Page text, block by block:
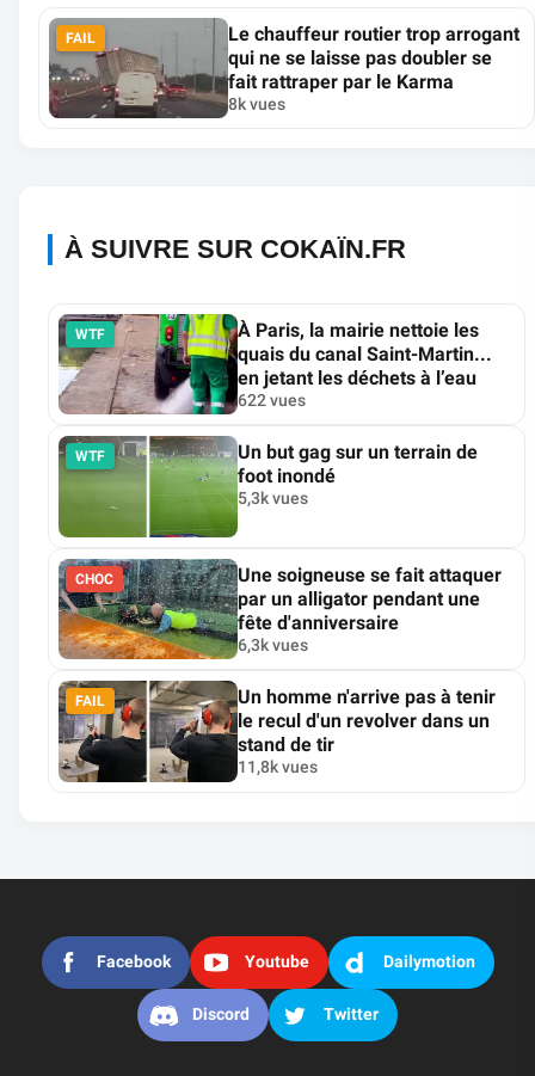
FAIL
Le chauffeur routier trop arrogant
qui ne se laisse pas doubler se
fait rattraper par le Karma
8k vues
À SUIVRE SUR COKAÏN.FR
WTF
À Paris, la mairie nettoie les
quais du canal Saint-Martin...
en jetant les déchets à l’eau
622 vues
WTF
Un but gag sur un terrain de
foot inondé
5,3k vues
CHOC
Une soigneuse se fait attaquer
par un alligator pendant une
fête d'anniversaire
6,3k vues
FAIL
Un homme n'arrive pas à tenir
le recul d'un revolver dans un
stand de tir
11,8k vues
Facebook Youtube Dailymotion
Discord Twitter